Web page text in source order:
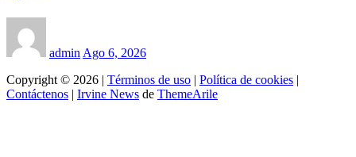
admin Ago 6, 2026
Copyright © 2026 | Términos de uso | Política de cookies |
Contáctenos | Irvine News de ThemeArile